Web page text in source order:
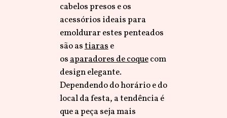
cabelos presos e os
acessórios ideais para
emoldurar estes penteados
são astiarase
osaparadores de coquecom
design elegante.
Dependendo do horário e do
local da festa, a tendência é
que a peça seja mais